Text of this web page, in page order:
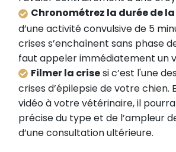
Chronométrez la durée de
d’une activité convulsive de 5
crises s’enchaînent sans phase
faut appeler immédiatement un
Filmer la crisesi c’est l'une
crises d’épilepsie de votre chien.
vidéo à votre vétérinaire, il
précise du type et de l’ampleur
d’une consultation ultérieure.